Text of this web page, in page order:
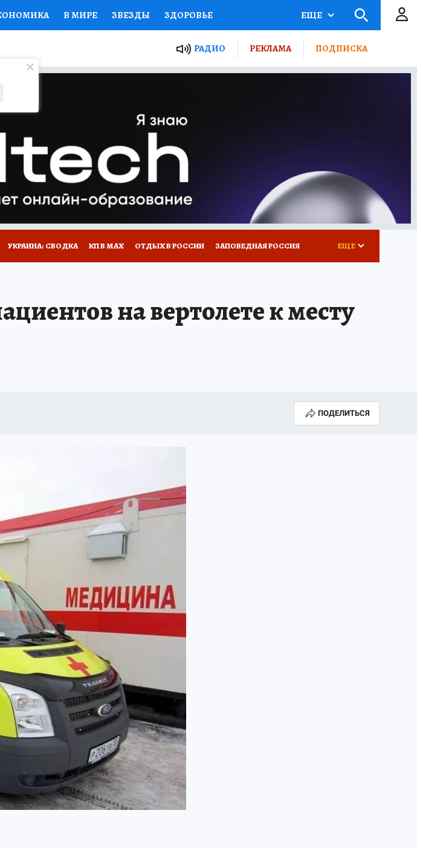
В МИРЕ ЗВЕЗДЫ ЗДОРОВЬЕ
НАЦИОНАЛЬНЫЕ ПРОЕКТЫ РОССИИ
СЕМЬЯ ЖЕНСКИЕ СЕКРЕТЫ ПУТЕВОДИТЕЛЬ
ГИД ПОТРЕБИТЕЛЯ
ЕЩЕ
РАДИО РЕКЛАМА ПОДПИСКА
УКРАИНА: СВОДКА КП В МАХ ОТДЫХ В РОССИИ ЗАПОВЕДНАЯ РОССИЯ ЕЩЕ
на вертолете к месту
ПОДЕЛИТЬСЯ